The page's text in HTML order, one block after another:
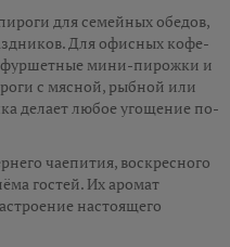
для семейных обедов,
Для офисных кофе-
фуршетные мини-пирожки и
с мясной, рыбной или
делает любое угощение по-
чаепития, воскресного
гостей. Их аромат
настоящего